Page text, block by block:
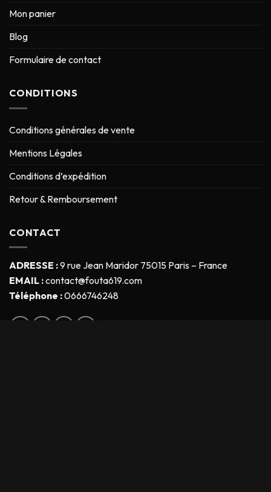
Mon panier
Blog
Formulaire de contact
CONDITIONS
Conditions générales de vente
Mentions Légales
Conditions d’expédition
Retour & Remboursement
CONTACT
ADRESSE :9 rue Jean Maridor 75015 Paris – France
EMAIL :contact@fouta619.com
Téléphone :0666746248